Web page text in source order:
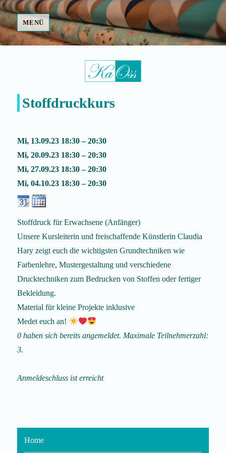
Fair Made
MENÜ
Stoffdruckkurs
Mi, 13.09.23 18:30 – 20:30
Mi, 20.09.23 18:30 – 20:30
Mi, 27.09.23 18:30 – 20:30
Mi, 04.10.23 18:30 – 20:30
Stoffdruck für Erwachsene (Anfänger)
Unsere Kursleiterin und freischaffende Künstlerin Claudia
Hary zeigt euch die wichtigsten Grundtechniken wie
Farbenlehre, Mustergestaltung und verschiedene
Drucktechniken zum Bedrucken von Stoffen oder fertiger
Bekleidung.
Material für kleine Projekte inklusive
Medet euch an!
0 haben sich bereits angemeldet. Maximale Teilnehmerzahl:
3.
Anmeldeschluss ist erreicht
Home